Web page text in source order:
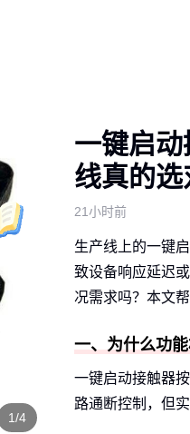
1/4
一键启
线真的选
21小时前
生产线上的一键
致设备响应延迟
况需求吗？本文
一、为什么功
一键启动接触器
路通断控制，但